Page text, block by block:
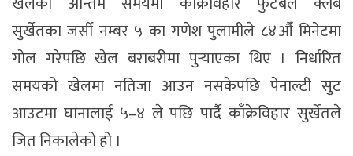
सुर्खेतका जर्सी नम्बर ५ का गणेश पुलामीले ८४औँ मिनेटमा
गोल गरेपछि खेल बराबरीमा पुर्‍याएका थिए । निर्धारित
समयको खेलमा नतिजा आउन नसकेपछि पेनाल्टी सुट
आउटमा घानालाई ५–४ ले पछि पार्दै काँक्रेविहार सुर्खेतले
जित निकालेको हो ।